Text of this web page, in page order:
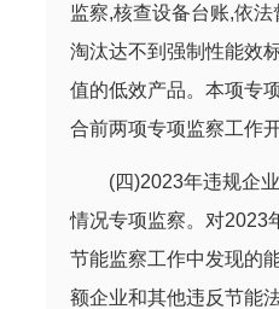
监察,核查设备台账,依法
淘汰达不到强制性能效
值的低效产品。本项专
合前两项专项监察工作开
(四)2023年违规企
情况专项监察。对2023
节能监察工作中发现的
额企业和其他违反节能